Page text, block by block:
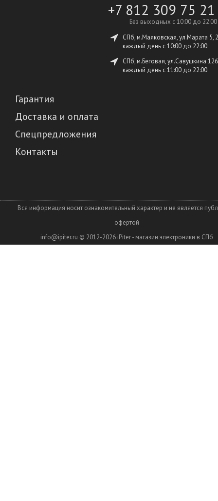
+7 812 309 75 21
Без выходных с 10:00 до 22:00
СПб, м.Маяковская, ул.Марата 5,
каждый день c 10:00 до 22:00
СПб, м.Беговая, ул.Савушкина
каждый день c 11:00 до 22:00
Гарантия
Доставка и оплата
Спецпредложения
Контакты
Вся информация носит ознакомительный характер и не является
офертой
info@ipiter.ru © 2012-2026 iPiter - магазин электроники в СПб